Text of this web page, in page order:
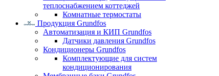
теплоснабжением коттеджей
Комнатные термостаты
Продукция Grundfos
Автоматизация и КИП Grundfos
Датчики давления Grundfos
Кондиционеры Grundfos
Комплектующие для систем
кондиционирования